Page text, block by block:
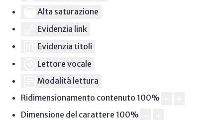
Alta saturazione
Evidenzia link
Evidenzia titoli
Lettore vocale
Modalità lettura
Ridimensionamento contenuto 100%
Dimensione del carattere 100%